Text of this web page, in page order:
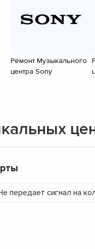
Ремонт Музыкального
центра Sony
передает сигнал на